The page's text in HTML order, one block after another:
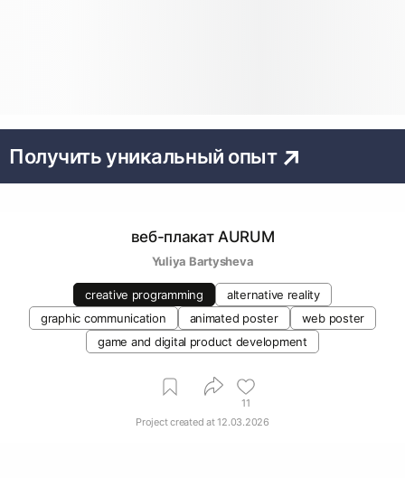
Получить уникальный опыт
веб-плакат AURUM
Yuliya Bartysheva
creative programming
alternative reality
graphic communication
animated poster
web poster
game and digital product development
11
Project created at12.03.2026